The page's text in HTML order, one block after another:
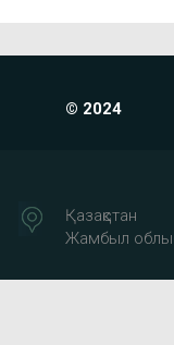
© 2024
Қазақстан
Жамбыл